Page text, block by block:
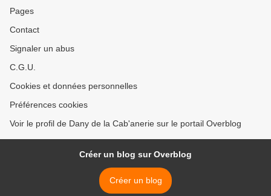
Pages
Contact
Signaler un abus
C.G.U.
Cookies et données personnelles
Préférences cookies
Voir le profil de Dany de la Cab'anerie sur le portail Overblog
Créer un blog sur Overblog
Créer un blog